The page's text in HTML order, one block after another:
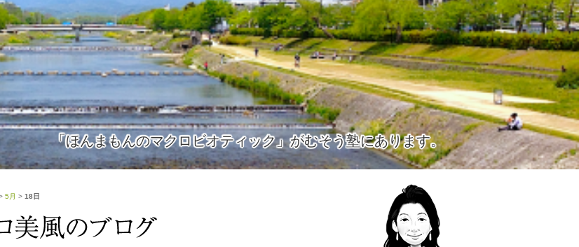
「ほんまもんのマクロビオティック」がむそう塾にあります。
5月 > 18日